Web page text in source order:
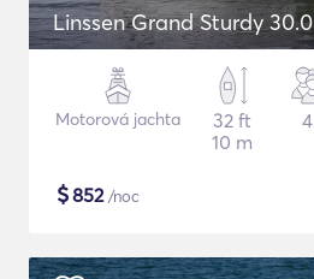
Linssen Grand Sturdy 30.0
Motorová jachta
32 ft
10 m
4
$852/noc